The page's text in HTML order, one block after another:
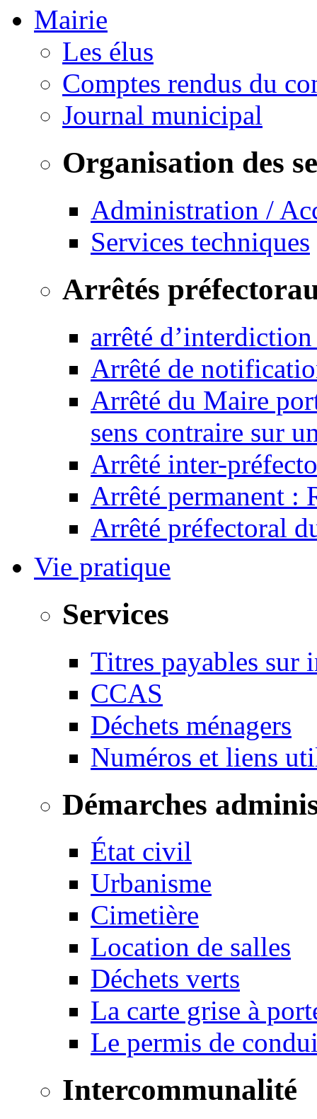
Mairie
Les élus
Comptes rendus du
Journal municipal
Organisation des
Administration /
Services techniques
Arrêtés
arrêté
Arrêté de
Arrêté du Maire
sens contraire sur
Arrêté inter-
Arrêté permanent :
Arrêté préfectoral
Vie pratique
Services
Titres payables sur
CCAS
Déchets ménagers
Numéros et liens
Démarches
État civil
Urbanisme
Cimetière
Location de salles
Déchets verts
La carte grise à
Le permis de
Intercommunalité